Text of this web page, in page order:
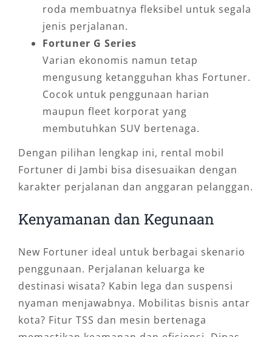
roda membuatnya fleksibel untuk segala
jenis perjalanan.
Fortuner G Series
Varian ekonomis namun tetap
mengusung ketangguhan khas Fortuner.
Cocok untuk penggunaan harian
maupun fleet korporat yang
membutuhkan SUV bertenaga.
Dengan pilihan lengkap ini, rental mobil
Fortuner di Jambi bisa disesuaikan dengan
karakter perjalanan dan anggaran pelanggan.
Kenyamanan dan Kegunaan
New Fortuner ideal untuk berbagai skenario
penggunaan. Perjalanan keluarga ke
destinasi wisata? Kabin lega dan suspensi
nyaman menjawabnya. Mobilitas bisnis antar
kota? Fitur TSS dan mesin bertenaga